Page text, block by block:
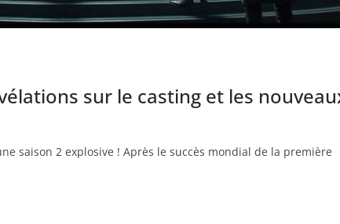
sur le casting et les
saison 2 explosive ! Après le succès mondial de la première